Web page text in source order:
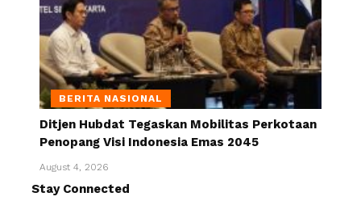
BERITA NASIONAL
Ditjen Hubdat Tegaskan Mobilitas Perkotaan
Penopang Visi Indonesia Emas 2045
August 4, 2026
Stay Connected